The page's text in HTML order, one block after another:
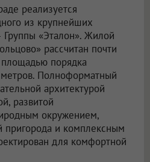
реализуется
из крупнейших
«Эталон». Жилой
рассчитан почти
площадью порядка
Полноформатный
архитектурой
развитой
окружением,
пригорода и комплексным
для комфортной